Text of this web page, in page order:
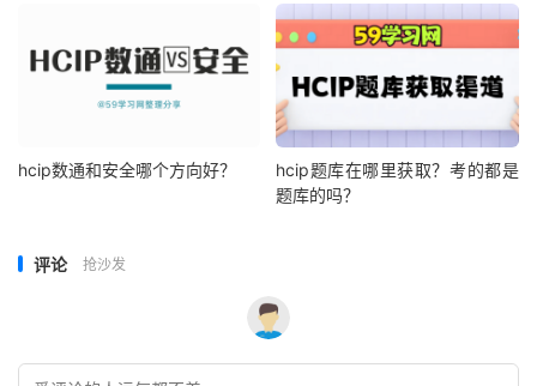
hcip数通和安全哪个方向好？
hcip题库在哪里获取？考的都是
题库的吗？
评论 抢沙发